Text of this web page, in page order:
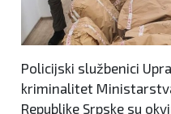
Policijski službenici
kriminalitet
Republike Srpske su